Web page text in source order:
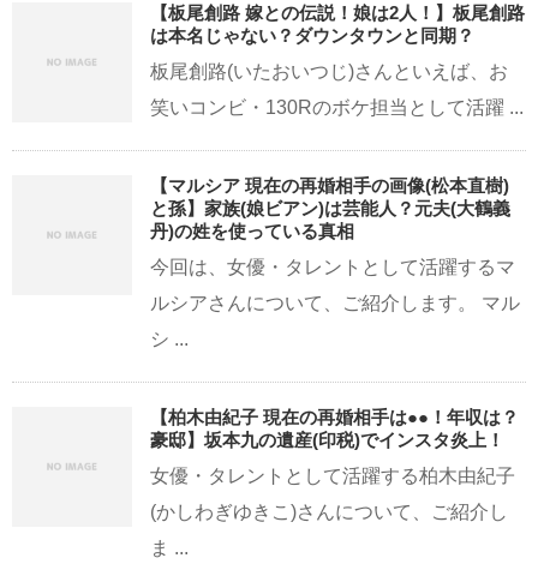
【板尾創路 嫁との伝説！娘は2人！】板尾創路
は本名じゃない？ダウンタウンと同期？
板尾創路(いたおいつじ)さんといえば、お
笑いコンビ・130Rのボケ担当として活躍 ...
【マルシア 現在の再婚相手の画像(松本直樹)
と孫】家族(娘ビアン)は芸能人？元夫(大鶴義
丹)の姓を使っている真相
今回は、女優・タレントとして活躍するマ
ルシアさんについて、ご紹介します。 マル
シ ...
【柏木由紀子 現在の再婚相手は●●！年収は？
豪邸】坂本九の遺産(印税)でインスタ炎上！
女優・タレントとして活躍する柏木由紀子
(かしわぎゆきこ)さんについて、ご紹介し
ま ...